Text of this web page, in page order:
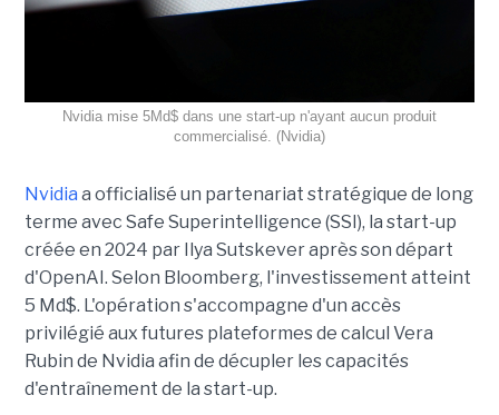
Nvidia mise 5Md$ dans une start-up n'ayant aucun produit
commercialisé. (Nvidia)
Nvidia a officialisé un partenariat stratégique de long
terme avec Safe Superintelligence (SSI), la start-up
créée en 2024 par Ilya Sutskever après son départ
d'OpenAI. Selon Bloomberg, l'investissement atteint
5 Md$. L'opération s'accompagne d'un accès
privilégié aux futures plateformes de calcul Vera
Rubin de Nvidia afin de décupler les capacités
d'entraînement de la start-up.